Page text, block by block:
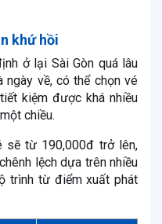
khứ hồi
ở lại Sài Gòn quá lâu
về, có thể chọn vé
kiệm được khá nhiều
chiều.
sẽ từ 190,000đ trở lên,
lệch dựa trên nhiều
trình từ điểm xuất phát